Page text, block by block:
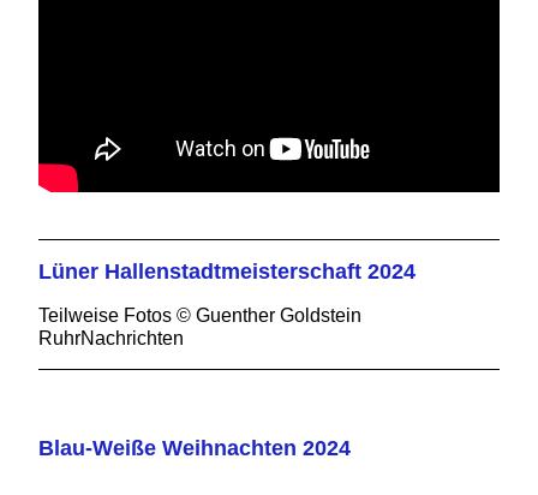
Lüner Hallenstadtmeisterschaft 2024
Teilweise Fotos © Guenther Goldstein
RuhrNachrichten
Blau-Weiße Weihnachten 2024